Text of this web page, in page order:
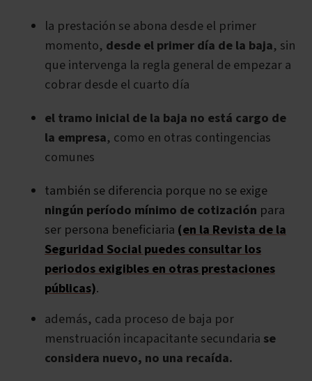
la prestación se abona desde el primer
momento, desde el primer día de la baja, sin
que intervenga la regla general de empezar a
cobrar desde el cuarto día
el tramo inicial de la baja no está cargo de
la empresa, como en otras contingencias
comunes
también se diferencia porque no se exige
ningún período mínimo de cotización para
ser persona beneficiaria (en la Revista de la
Seguridad Social puedes consultar los
periodos exigibles en otras prestaciones
públicas).
además, cada proceso de baja por
menstruación incapacitante secundaria se
considera nuevo, no una recaída.